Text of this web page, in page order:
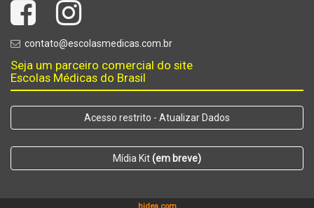
contato@escolasmedicas.com.br
Seja um parceiro comercial do site
Escolas Médicas do Brasil
Acesso restrito - Atualizar Dados
Mídia Kit(em breve)